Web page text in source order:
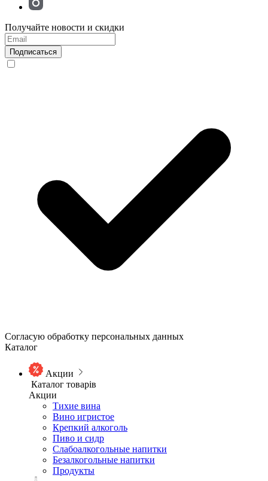
Получайте новости и скидки
Подписаться
Согласую обработку персональных данных
Каталог
Акции
Каталог товарів
Акции
Тихие вина
Вино игристое
Крепкий алкоголь
Пиво и сидр
Слабоалкогольные напитки
Безалкогольные напитки
Продукты